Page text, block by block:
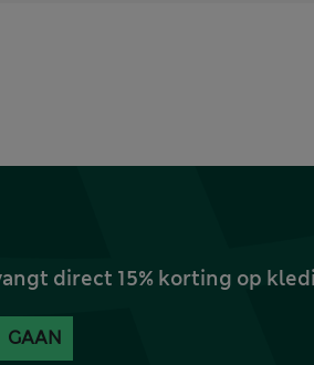
direct 15% korting op
GAAN